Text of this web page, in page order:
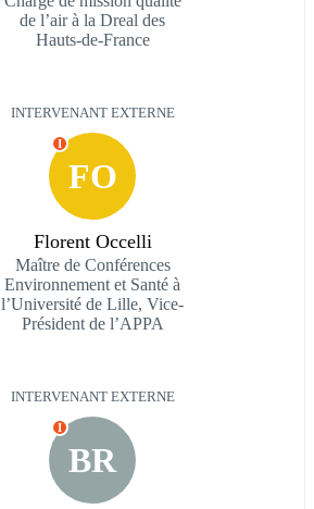
de l’air à la Dreal des
Hauts-de-France
INTERVENANT EXTERNE
FO
I
Florent Occelli
Maître de Conférences
Environnement et Santé à
l’Université de Lille, Vice-
Président de l’APPA
INTERVENANT EXTERNE
BR
I